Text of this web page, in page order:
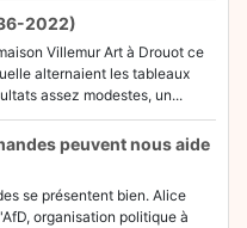
2022)
Villemur Art à Drouot ce
alternaient les tableaux
assez modestes, un...
peuvent nous aide
se présentent bien. Alice
organisation politique à